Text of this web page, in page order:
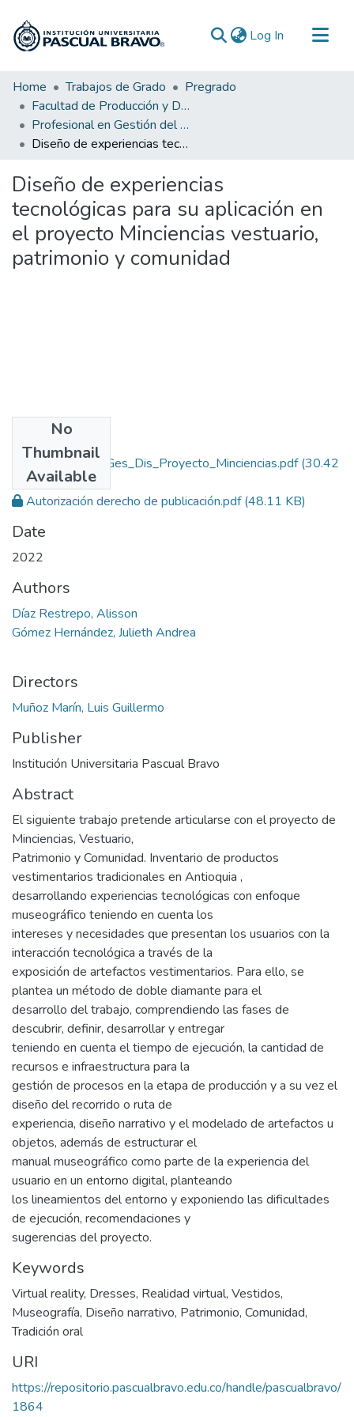
Log In (current)
Communities & Collections
All of DSpace
Statistics
Home Trabajos de Grado
Pregrado
Facultad de Producción y Diseño
Profesional en Gestión del Diseño
Diseño de experiencias tecnológicas para su aplicación en el proyecto Minciencias vestuario, patrimonio y comunidad
Diseño de experiencias
tecnológicas para su aplicación en
el proyecto Minciencias vestuario,
patrimonio y comunidad
No
Thumbnail
Available
Rep_IUPB_ Pro_Ges_Dis_Proyecto_Minciencias.pdf(30.42
MB)
Autorización derecho de publicación.pdf(48.11 KB)
Date
2022
Authors
Díaz Restrepo, Alisson
Gómez Hernández, Julieth Andrea
Directors
Muñoz Marín, Luis Guillermo
Publisher
Institución Universitaria Pascual Bravo
Abstract
El siguiente trabajo pretende articularse con el proyecto de
Minciencias, Vestuario,
Patrimonio y Comunidad. Inventario de productos
vestimentarios tradicionales en Antioquia ,
desarrollando experiencias tecnológicas con enfoque
museográfico teniendo en cuenta los
intereses y necesidades que presentan los usuarios con la
interacción tecnológica a través de la
exposición de artefactos vestimentarios. Para ello, se
plantea un método de doble diamante para el
desarrollo del trabajo, comprendiendo las fases de
descubrir, definir, desarrollar y entregar
teniendo en cuenta el tiempo de ejecución, la cantidad de
recursos e infraestructura para la
gestión de procesos en la etapa de producción y a su vez el
diseño del recorrido o ruta de
experiencia, diseño narrativo y el modelado de artefactos u
objetos, además de estructurar el
manual museográfico como parte de la experiencia del
usuario en un entorno digital, planteando
los lineamientos del entorno y exponiendo las dificultades
de ejecución, recomendaciones y
sugerencias del proyecto.
Keywords
Virtual reality, Dresses, Realidad virtual, Vestidos,
Museografía, Diseño narrativo, Patrimonio, Comunidad,
Tradición oral
URI
https://repositorio.pascualbravo.edu.co/handle/pascualbravo/
1864